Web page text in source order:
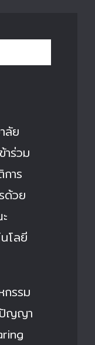
ลัย
าร่วม
าร
ด้วย
โลยี
กรรม
ปัญญา